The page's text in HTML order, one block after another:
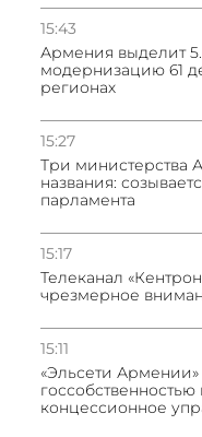
15:43
Армения выделит
модернизацию 61
регионах
15:27
Три министерства
названия:
парламента
15:17
Телеканал
чрезмерное
15:11
«Эльсети Армении»
концессионное